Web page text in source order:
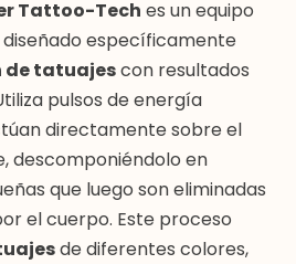
Tattoo-Tech es un equipo
diseñado específicamente
de tatuajescon resultados
pulsos de energía
directamente sobre el
descomponiéndolo en
que luego son eliminadas
el cuerpo. Este proceso
de diferentes colores,